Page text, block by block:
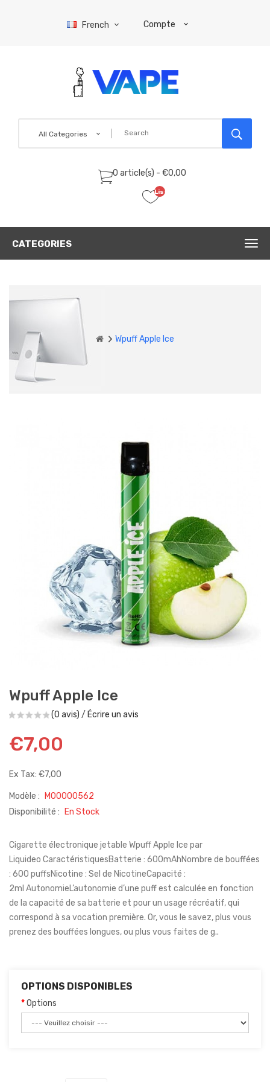
French Compte
All Categories
0 article(s) - €0,00
Liste
(0)
CATEGORIES
Wpuff Apple Ice
Wpuff Apple Ice
(0 avis) / Écrire un avis
€7,00
Ex Tax: €7,00
Modèle :
M00000562
Disponibilité :
En Stock
Cigarette électronique jetable Wpuff Apple Ice par
Liquideo CaractéristiquesBatterie : 600mAhNombre de bouffées
: 600 puffsNicotine : Sel de NicotineCapacité :
2ml AutonomieL’autonomie d’une puff est calculée en fonction
de la capacité de sa batterie et pour un usage récréatif, qui
correspond à sa vocation première. Or, vous le savez, plus vous
prenez des bouffées longues, ou plus vous faites de g..
OPTIONS DISPONIBLES
Options